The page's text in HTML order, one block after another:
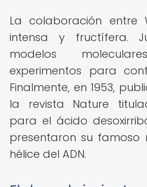
La colaboración entre
intensa y fructífera.
modelos
experimentos para
Finalmente, en 1953,
la revista Nature
para el ácido
presentaron su
hélice del ADN.